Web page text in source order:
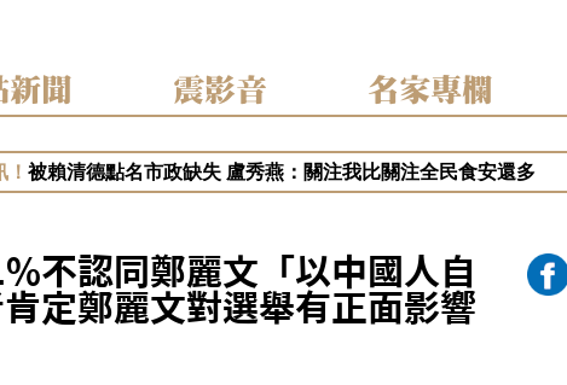
新聞 震影音 名家專欄
白營批徐佳青出國浪費公帑 王婉諭：搞錯方向、僑委會有助台
慈濟遭詐騙10.6億！陳時中籲道歉 蔣萬安：政府當時未買夠疫苗
不認同鄭麗文「以中國人自
定鄭麗文對選舉有正面影響